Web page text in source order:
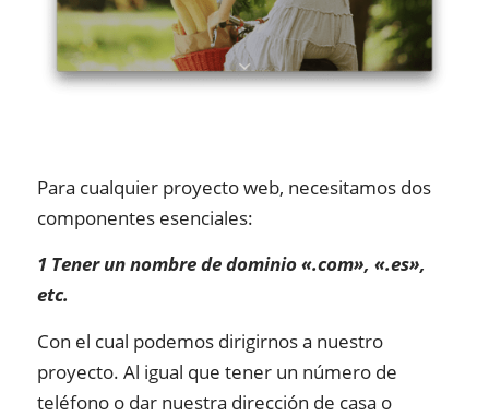
Para cualquier proyecto web, necesitamos dos
componentes esenciales:
1 Tener un nombre de dominio «.com», «.es»,
etc.
Con el cual podemos dirigirnos a nuestro
proyecto. Al igual que tener un número de
teléfono o dar nuestra dirección de casa o